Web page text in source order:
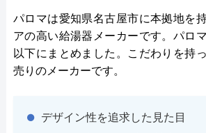
パロマは愛知県名古屋市に本拠地を
アの高い給湯器メーカーです。パロ
以下にまとめました。こだわりを持
売りのメーカーです。
デザイン性を追求した見た目